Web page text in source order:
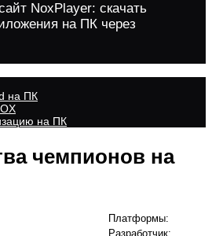
NoxPlayer: скачать
на ПК через
на ПК
на ПК
чемпионов на
Платформы:
Разработчик: